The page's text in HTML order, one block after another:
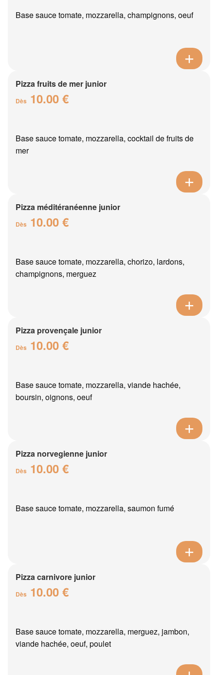
Base sauce tomate, mozzarella, champignons, oeuf
Pizza fruits de mer junior
Dès 10.00 €
Base sauce tomate, mozzarella, cocktail de fruits de
mer
Pizza méditéranéenne junior
Dès 10.00 €
Base sauce tomate, mozzarella, chorizo, lardons,
champignons, merguez
Pizza provençale junior
Dès 10.00 €
Base sauce tomate, mozzarella, viande hachée,
boursin, oignons, oeuf
Pizza norvegienne junior
Dès 10.00 €
Base sauce tomate, mozzarella, saumon fumé
Pizza carnivore junior
Dès 10.00 €
Base sauce tomate, mozzarella, merguez, jambon,
viande hachée, oeuf, poulet